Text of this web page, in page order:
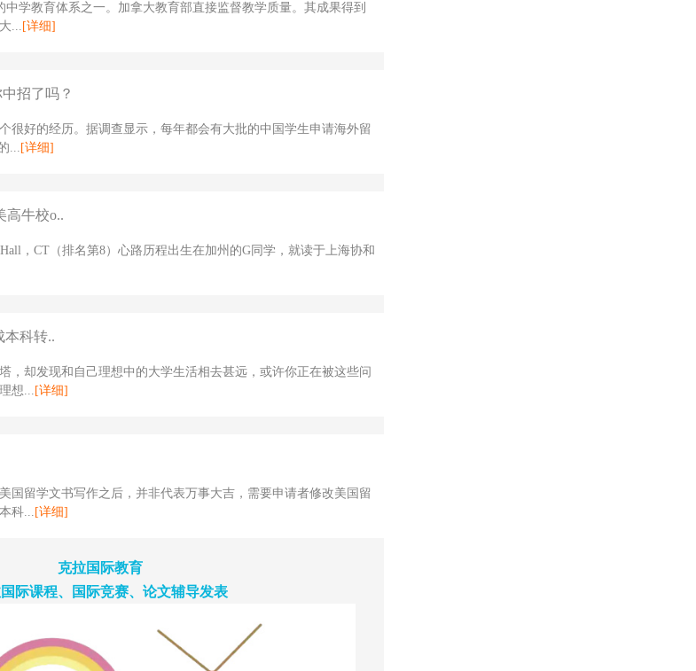
中学教育体系之一。加拿大教育部直接监督教学质量。其成果得到
...[详细]
招了吗？
很好的经历。据调查显示，每年都会有大批的中国学生申请海外留
... [详细]
高牛校o..
Hall，CT（排名第8）心路历程出生在加州的G同学，就读于上海协和
本科转..
，却发现和自己理想中的大学生活相去甚远，或许你正在被这些问
想... [详细]
国留学文书写作之后，并非代表万事大吉，需要申请者修改美国留
科...[详细]
克拉国际教育
际课程、国际竞赛、论文辅导发表